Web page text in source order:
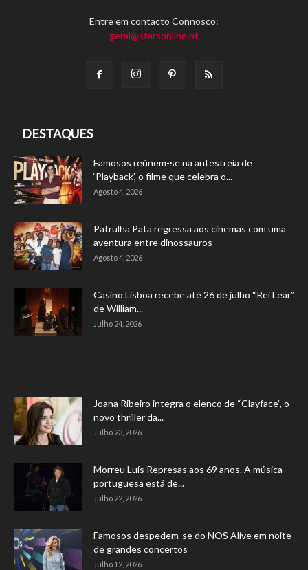
Entre em contacto Connosco:
geral@starsonline.pt
DESTAQUES
Famosos reúnem-se na antestreia de
‘Playback’, o filme que celebra o...
Agosto 4, 2026
Patrulha Pata regressa aos cinemas com uma
aventura entre dinossauros
Agosto 4, 2026
Casino Lisboa recebe até 26 de julho “Rei Lear”
de William...
Julho 24, 2026
Joana Ribeiro integra o elenco de “Clayface”, o
novo thriller da...
Julho 23, 2026
Morreu Luís Represas aos 69 anos. A música
portuguesa está de...
Julho 22, 2026
Famosos despedem-se do NOS Alive em noite
de grandes concertos
Julho 12, 2026